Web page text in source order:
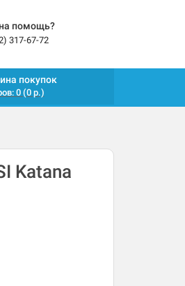
помощь?
317-67-72
покупок
0 (0 р.)
Katana